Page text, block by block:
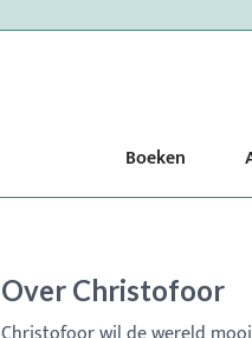
Boeken
Over Christofoor